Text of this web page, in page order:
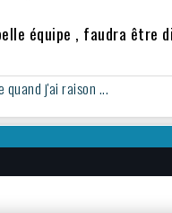
équipe , faudra être
j'ai raison ...